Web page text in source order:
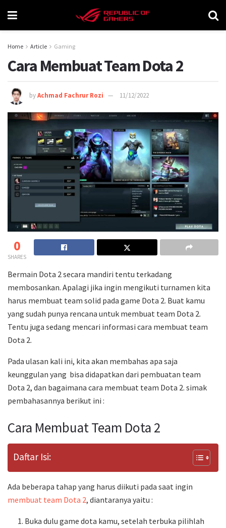
Home Article Gaming
Cara Membuat Team Dota 2
byAchmad Fachrur Rozi 11/12/2022
0
SHARES
Bermain Dota 2 secara mandiri tentu terkadang
membosankan. Apalagi jika ingin mengikuti turnamen kita
harus membuat team solid pada game Dota 2. Buat kamu
yang sudah punya rencana untuk membuat team Dota 2.
Tentu juga sedang mencari informasi cara membuat team
Dota 2.
Pada ulasan kali ini, kita akan membahas apa saja
keunggulan yang bisa didapatkan dari pembuatan team
Dota 2, dan bagaimana cara membuat team Dota 2. simak
pembahasannya berikut ini :
Cara Membuat Team Dota 2
Daftar Isi:
Ada beberapa tahap yang harus diikuti pada saat ingin
membuat team Dota 2, diantaranya yaitu :
Buka dulu game dota kamu, setelah terbuka pilihlah